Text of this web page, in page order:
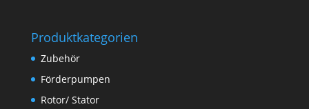
Produktkategorien
Zubehör
Förderpumpen
Rotor/ Stator